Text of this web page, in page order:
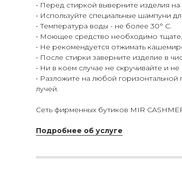
• Перед стиркой выверните изделия
• Используйте специальные шампуни
• Температура воды - не более 30° С.
• Моющее средство необходимо
• Не рекомендуется отжимать
• После стирки заверните изделие в
• Ни в коем случае не скручивайте и не
• Разложите на любой горизонтальной
лучей.
Сеть фирменных бутиков MIR
Подробнее об услуге